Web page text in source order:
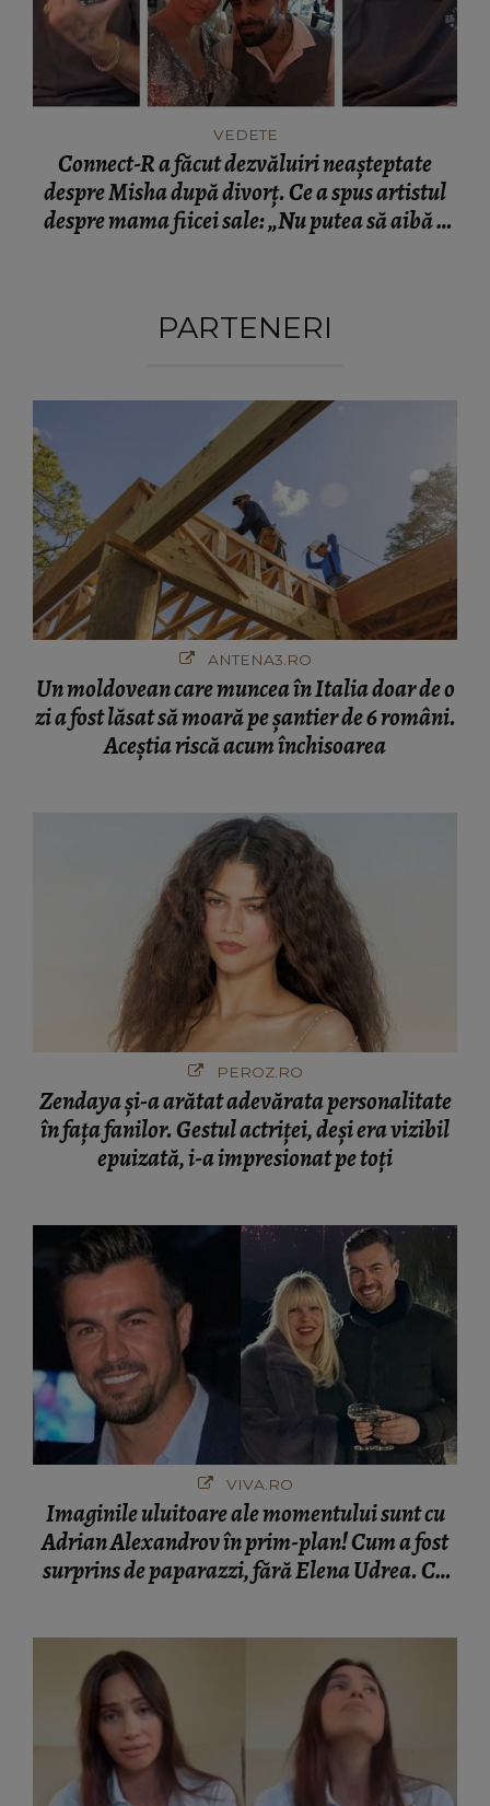
VEDETE
Connect-R a făcut dezvăluiri neașteptate
despre Misha după divorț. Ce a spus artistul
despre mama fiicei sale: „Nu putea să aibă o
PARTENERI
ANTENA3.RO
Un moldovean care muncea în Italia doar de o
zi a fost lăsat să moară pe şantier de 6 români.
Aceștia riscă acum închisoarea
PEROZ.RO
Zendaya și-a arătat adevărata personalitate
în fața fanilor. Gestul actriței, deși era vizibil
epuizată, i-a impresionat pe toți
VIVA.RO
Imaginile uluitoare ale momentului sunt cu
Adrian Alexandrov în prim-plan! Cum a fost
surprins de paparazzi, fără Elena Udrea. Cu